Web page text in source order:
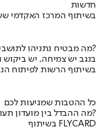
חדשות
בשיתוף המרכז האקדמי
מה מבטיח נתניהו לתושבי הנגב?
בנגב יש צמיחה, יש ביקוש
בשיתוף הרשות לפיתוח
כל ההטבות שמגיעות לכם
מה ההבדל בין מועדון תעופה וכרטיס אשראי?
בשיתוף FLYCARD